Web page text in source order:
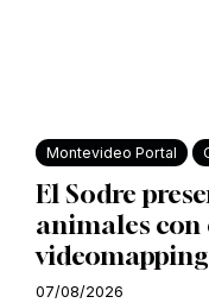
Montevideo Portal
El Sodre
animales con
videomapping
07/08/2026